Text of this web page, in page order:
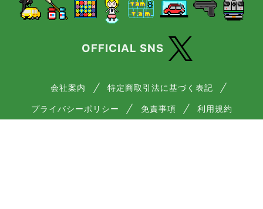
OFFICIAL SNS
会社案内 特定商取引法に基づく表記
プライバシーポリシー 免責事項 利用規約